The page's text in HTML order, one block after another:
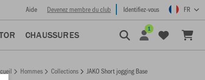
Aide Devenez membre du club Identifiez-vous FR
CHAUSSURES
1
Hommes Collections JAKO Short jogging Base